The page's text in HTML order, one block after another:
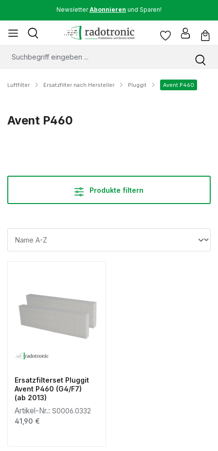
NewsletterAbonnieren und Sparen!
Luftfilter Ersatzfilter nach Hersteller Pluggit Avent P460
Avent P460
Produkte filtern
Ersatzfilterset Pluggit
Avent P460 (G4/F7)
(ab 2013)
Artikel-Nr.: S0006.0332
Regulärer Preis:
41,90 €